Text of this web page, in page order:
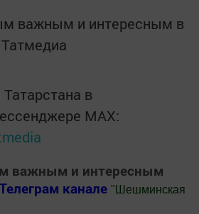
важным и интересным в
Татмедиа
в
MАХ:
важным и интересным
Телеграм канале " Шешминская